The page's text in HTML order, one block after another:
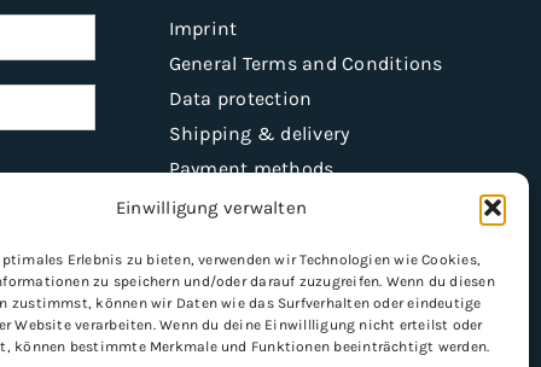
Einwilligung verwalten
Erlebnis zu bieten, verwenden wir Technologien wie Cookies,
zu speichern und/oder darauf zuzugreifen. Wenn du diesen
zustimmst, können wir Daten wie das Surfverhalten oder eindeutige
Website verarbeiten. Wenn du deine Einwillligung nicht erteilst oder
können bestimmte Merkmale und Funktionen beeinträchtigt werden.
Register
Imprint
General Terms and Conditions
Data protection
Shipping & delivery
Payment methods